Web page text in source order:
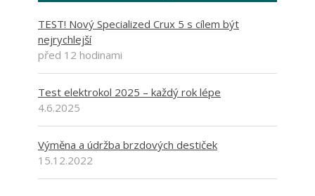
TEST! Nový Specialized Crux 5 s cílem být
nejrychlejší
před 12 hodinami
Test elektrokol 2025 – každý rok lépe
4.6.2025
Výměna a údržba brzdových destiček
15.12.2022